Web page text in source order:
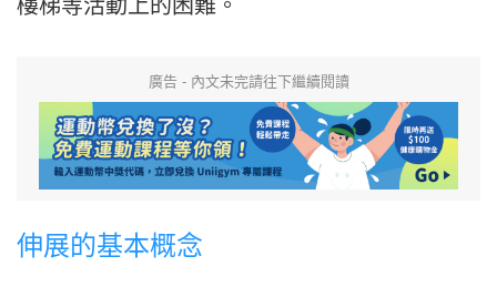
樓梯等活動上的困難。
廣告 - 內文未完請往下繼續閱讀
伸展的基本概念